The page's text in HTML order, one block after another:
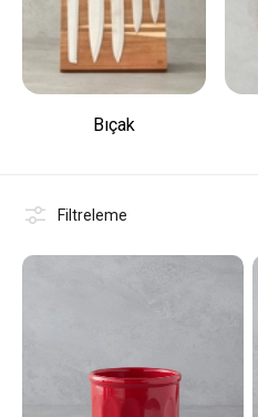
Bıçak
Filtreleme